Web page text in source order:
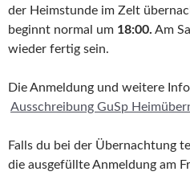
der Heimstunde im Zelt
beginnt normal um 18:00. Am
wieder fertig sein.
Die Anmeldung und weitere
Ausschreibung GuSp
Falls du bei der Übernachtung
die ausgefüllte Anmeldung am